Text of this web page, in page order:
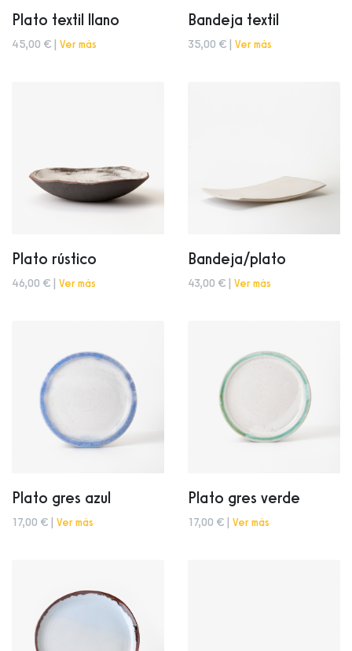
Plato textil llano
45,00 € | Ver más
Bandeja textil
35,00 € | Ver más
Plato rústico
46,00 € | Ver más
Bandeja/plato
43,00 € | Ver más
Plato gres azul
17,00 € | Ver más
Plato gres verde
17,00 € | Ver más